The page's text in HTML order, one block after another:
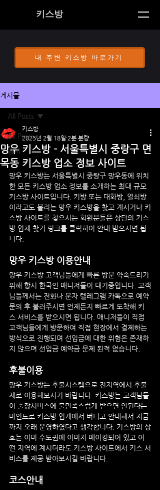
키스방
내 주변 키스방 바로가기
게시물
All Posts
공지
All Posts
망우 키스방 - 서울특별시 중랑구 면
목동 키스방 업소 정보 사이트
키스방
2025년 2월 18일 2분 분량
망우 키스방는 서울특별시 중랑구 망우동에 위치
한 모든 키스방 업소 정보를 소개하는 최대 규모
키스방 사이트입니다. 키방 또는 대화방, 열쇠방
이라고도 불리는 망우 키스방을 찾고 계시거나 키
스방 사이트를 찾으시는 회원분들은 상단의 키스
방 업체 찾기 링크를 클릭하여 안내 받으시면 됩
니다.
망우 키스방 이용안내
망우 키스방 고객님들에게 빠른 방문 약속드리기
위해 항시 한국인 매니저들이 대기중입니다. 고객
님들께서는 전화나 문자 텔레그램 카톡으로 예약
문의 후 불러주시면 언제든지 빠르게 도착해 키
스 서비스를 받으시면 됩니다. 매니저들이 직접
고객님들에게 방문하여 직접 현장에서 결제하는
방식으로 진행되며 선입금에 대한 위험은 존재하
지 않으며 선입금 예약금 문제 된적 없습니다.
후불이용
망우 키스방는 후불시스템으로 전지역에서 후불
제로 이용해보시기 바랍니다. 키스방는 고객님들
이 출장서비스에 불만족스럽게 받으면 안된다는
마인드로 키스방 업계에서 버티고 안내해서 지금
까지 오래 운영하였다고 생각합니다. 키스방의 상
호는 이미 수도권에 이미지 메이킹되어 있고 어
떤 지역에 계시더라도 키스방 사이트에서 키스 서
비스를 제공 받아보시길 바랍니다.
코스안내